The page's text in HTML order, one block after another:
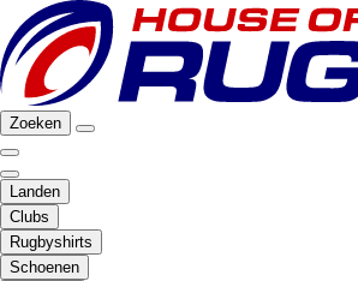
Zoeken
Landen
Clubs
Rugbyshirts
Schoenen